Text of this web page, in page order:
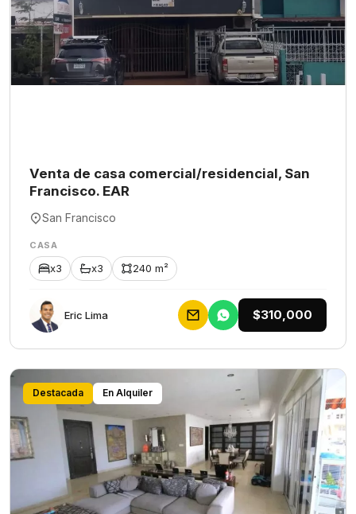
Venta de casa comercial/residencial, San
Francisco. EAR
San Francisco
CASA
x3 x3 240 m²
Eric Lima $310,000
Destacada En Alquiler